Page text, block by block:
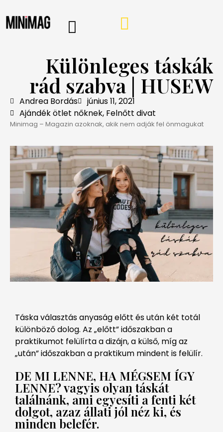
Különleges táskák
rád szabva | HUSEW
Andrea Bordás
június 11, 2021
Ajándék ötlet nőknek, Felnőtt divat
Minimag – Magazin azoknak, akik nem adják fel önmagukat
Táska választás anyaság előtt és után két totál
különböző dolog. Az „előtt” időszakban a
praktikumot felülírta a dizájn, a külső, míg az
„után” időszakban a praktikum mindent is felülír.
DE MI LENNE, HA MÉGSEM ÍGY
LENNE? vagyis olyan táskát
találnánk, ami egyesíti a fenti két
dolgot, azaz állati jól néz ki, és
minden belefér.